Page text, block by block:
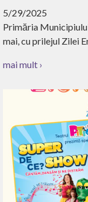
5/29/2025
Primăria
mai, cu prilejul Zilei
mai mult ›